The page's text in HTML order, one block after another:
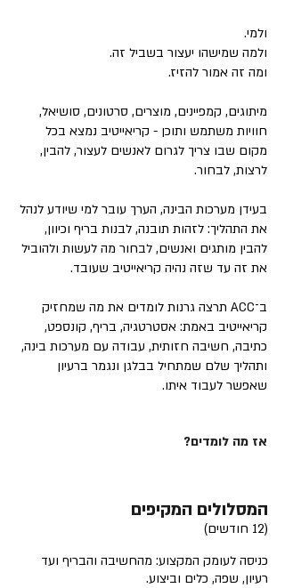
ולמי.
ולמה שמישהו יעצור בשביל זה.
ומה זה אמור להזיז.
מיתוגים, קמפיינים, מוצרים, סרטונים, סושיאל,
חוויות משתמש ותוכן - קריאייטיב נמצא בכל
מקום שבו צריך לגרום לאנשים לעצור, להבין,
לרצות, לבחור.
בעידן מערכות הבינה, הערך עובר למי שיודע לנהל
את התהליך: לזהות תובנה, לבנות בריף וכיוון,
להבין מותגים ואנשים, לבחור מה לעשות ולהוביל
את זה עד שזה נהיה קריאייטיב שעובד.
ב־ACC תרצה גרנות לומדים את מה שמחזיק
קריאייטיב באמת: אסטרטגיה, בריף, קונספט,
כתיבה, חשיבה חזותית, עבודה עם מערכות בינה,
ותהליך שלם שמתחיל בבלגן ונגמר ברעיון
שאפשר לעבוד איתו.
אז מה לומדים?
המסלולים המקיפים
(12 חודשים)
כניסה לעומק המקצוע: מהחשיבה והבריף ועד
רעיון, שפה, כלים וביצוע.